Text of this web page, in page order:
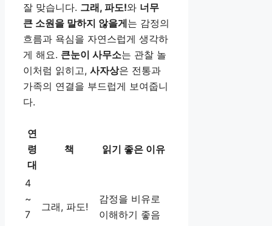
잘 맞습니다. 그래, 파도!와 너무
큰 소원을 말하지 않을게는 감정의
흐름과 욕심을 자연스럽게 생각하
게 해요. 큰눈이 사무소는 관찰 놀
이처럼 읽히고, 사자상은 전통과
가족의 연결을 부드럽게 보여줍니
다.
연
령
대
책 읽기 좋은 이유
4
~
7
그래, 파도!
감정을 비유로
이해하기 좋음